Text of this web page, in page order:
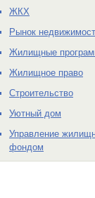
ЖКХ
Рынок
Жилищные
Жилищное право
Строительство
Уютный дом
Управление
фондом